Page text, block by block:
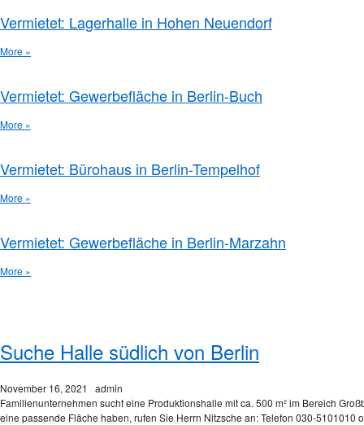
Vermietet: Lagerhalle in Hohen Neuendorf
More »
Vermietet: Gewerbefläche in Berlin-Buch
More »
Vermietet: Bürohaus in Berlin-Tempelhof
More »
Vermietet: Gewerbefläche in Berlin-Marzahn
More »
Suche Halle südlich von Berlin
November 16, 2021
admin
Familienunternehmen sucht eine Produktionshalle mit ca. 500 m² im Bereich
eine passende Fläche haben, rufen Sie Herrn Nitzsche an: Telefon 030-5101010